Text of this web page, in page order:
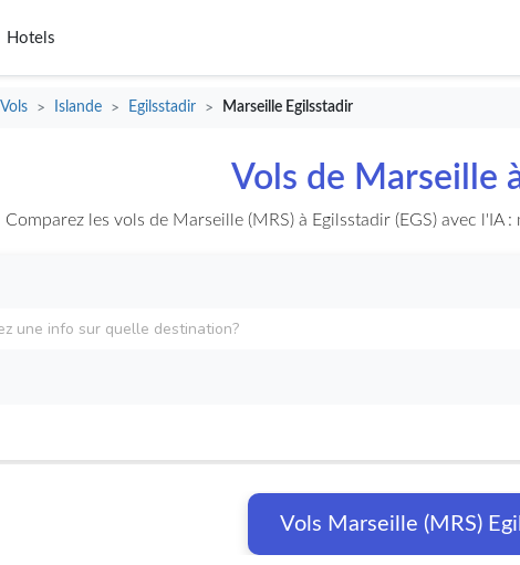
Hotels
Vols > Islande > Egilsstadir > Marseille Egilsstadir
Vols de Marseille
Comparez les vols de Marseille (MRS) à Egilsstadir (EGS) avec
Vols Marseille (MRS)